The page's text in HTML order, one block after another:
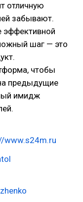
отличную
забывают.
эффективной
шаг — это
чтобы
предыдущие
имидж
www.s24m.ru